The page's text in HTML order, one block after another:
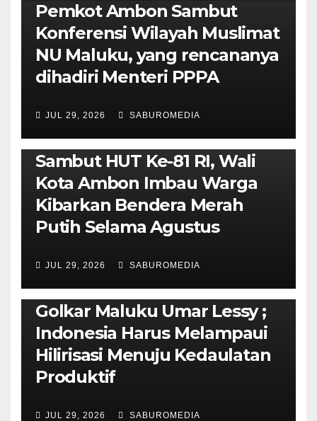
Pemkot Ambon Sambut
Konferensi Wilayah Muslimat
NU Maluku, yang rencananya
dihadiri Menteri PPPA
JUL 29, 2026 SABUROMEDIA
AMBON METRO POLITIK & PEMERINTAHAN
Sambut HUT Ke-81 RI, Wali
Kota Ambon Imbau Warga
Kibarkan Bendera Merah
Putih Selama Agustus
JUL 29, 2026 SABUROMEDIA
PENDIDIKAN & OLAHRAGA THE MOLUCCAS
Isi Materi LK-III HMI, Ketua
Golkar Maluku Umar Lessy ;
Indonesia Harus Melampaui
Hilirisasi Menuju Kedaulatan
Produktif
JUL 29, 2026 SABUROMEDIA